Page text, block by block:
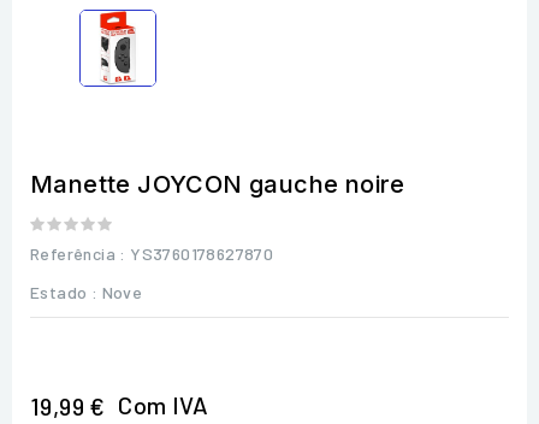
Manette JOYCON gauche noire
Referência : YS3760178627870
Estado : Nove
19,99 € Com IVA